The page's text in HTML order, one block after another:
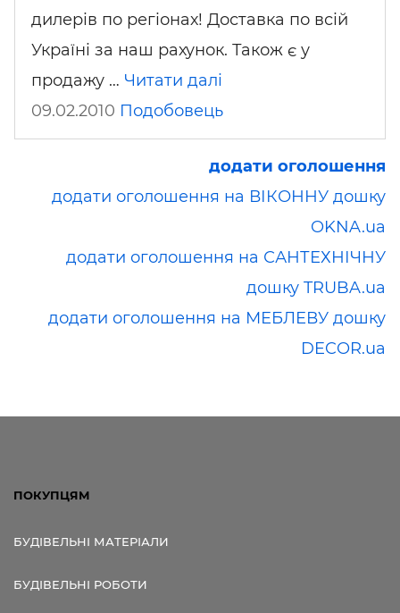
дилерів по регіонах! Доставка по всій
Україні за наш рахунок. Також є у
продажу … Читати далі
09.02.2010 Подобовець
додати оголошення
додати оголошення на ВІКОННУ дошку
OKNA.ua
додати оголошення на САНТЕХНІЧНУ
дошку TRUBA.ua
додати оголошення на МЕБЛЕВУ дошку
DECOR.ua
ПОКУПЦЯМ
БУДІВЕЛЬНІ МАТЕРІАЛИ
БУДІВЕЛЬНІ РОБОТИ